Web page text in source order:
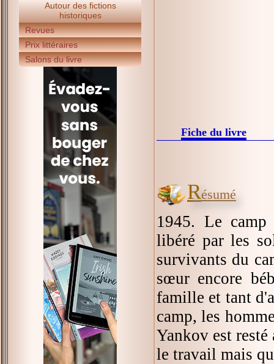
Autour des fictions
historiques
Revues
Prix littéraires
Salons du livre
Fiche du livre
Résumé
1945. Le camp
libéré par les
survivants du
sœur encore
famille et tant
camp, les
Yankov est
le travail mais